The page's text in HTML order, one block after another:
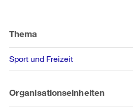
Informationen
Thema
Sport und Freizeit
Organisationseinheiten